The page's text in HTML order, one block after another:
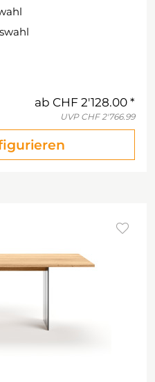
ab CHF 2'128.00
UVP CHF 2'766.99